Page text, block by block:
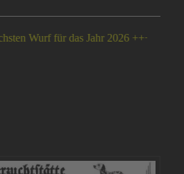
für das Jahr 2026 +++